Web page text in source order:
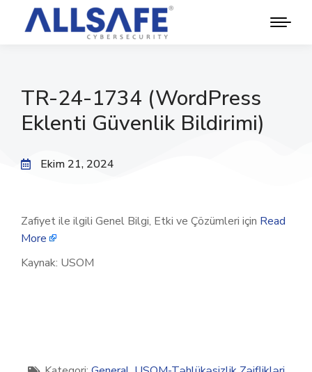
TR-24-1734 (WordPress
Eklenti Güvenlik Bildirimi)
Ekim 21, 2024
Zafiyet ile ilgili Genel Bilgi, Etki ve Çözümleri için Read
More
Kaynak: USOM